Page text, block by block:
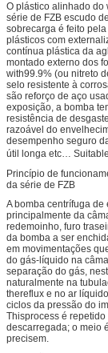
O plástico alinhado do
série de FZB escudo
sobrecarga é feito
plásticos com
contínua plástica da
montado externo dos
with99.9% (ou nitreto
selo resistente à
são reforço de aço
exposição, a bomba
resistência de
razoável do
desempenho seguro
útil longa etc…
Princípio de
da série de FZB
A bomba centrífuga de
principalmente da
redemoinho, furo
da bomba a ser
em movimentações
do gás-líquido na
separação do gás,
naturalmente na
thereflux e no ar
ciclos da pressão do
Thisprocess é
descarregada; o meio
precisem.